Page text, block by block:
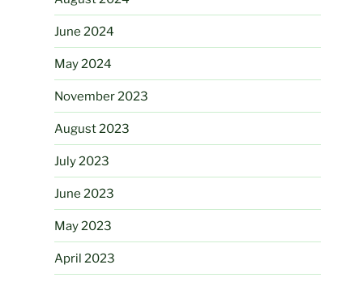
June 2024
May 2024
November 2023
August 2023
July 2023
June 2023
May 2023
April 2023